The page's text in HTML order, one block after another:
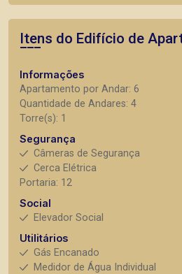
Itens do Edifício de
Informações
Apartamento por Andar: 6
Quantidade de Andares: 4
Torre(s): 1
Segurança
Câmeras de Segurança
Cerca Elétrica
Portaria: 12
Social
Elevador Social
Utilitários
Gás Encanado
Medidor de Água Individual